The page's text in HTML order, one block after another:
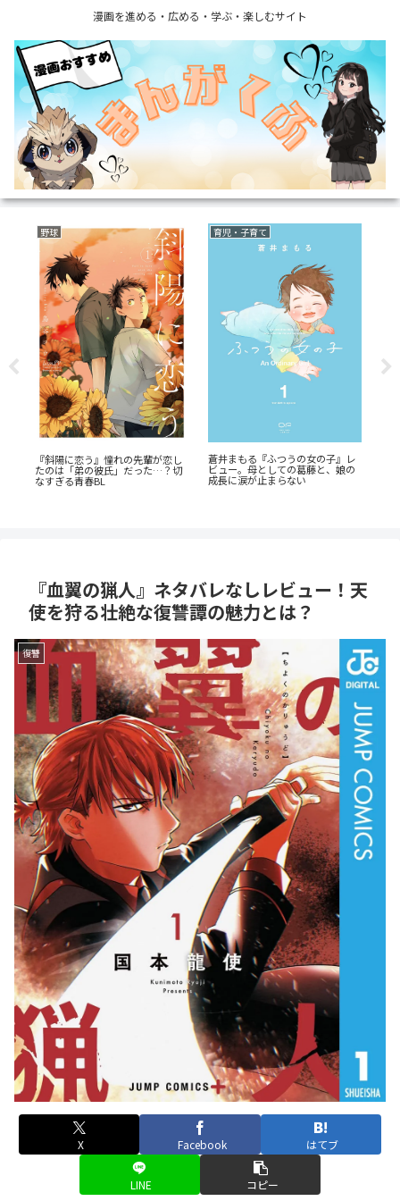
漫画を進める・広める・学ぶ・楽しむサイト
野球
『斜陽に恋う』憧れの先輩が恋し
たのは「弟の彼氏」だった…？切
なすぎる青春BL
育児・子育て
蒼井まもる『ふつうの女の子』レ
ビュー。母としての葛藤と、娘の
成長に涙が止まらない
『血翼の猟人』ネタバレなしレビュー！天
使を狩る壮絶な復讐譚の魅力とは？
復讐
X Facebook はてブ
LINE コピー